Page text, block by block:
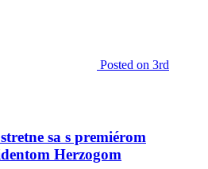
Posted on 3rd
sa s premiérom
Herzogom